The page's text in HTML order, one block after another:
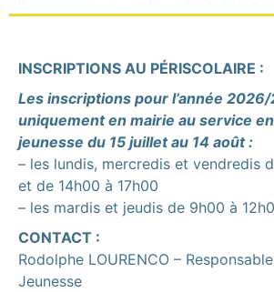
INSCRIPTIONS AU PÉRISCOLAIRE :
Les inscriptions pour l’année
uniquement en mairie au service
jeunesse du 15 juillet au 14 août :
– les lundis, mercredis et vendredis
et de 14h00 à 17h00
– les mardis et jeudis de 9h00 à
CONTACT :
Rodolphe LOURENCO –
Jeunesse